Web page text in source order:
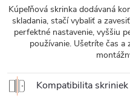
Kúpeľňová skrinka dodávaná
skladania, stačí vybaliť a
perfektné nastavenie, vyššiu
používanie. Ušetríte čas
Kompatibilita skriniek